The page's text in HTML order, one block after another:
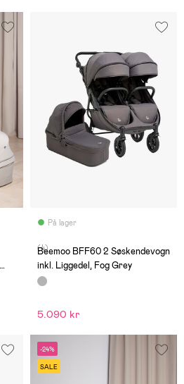
På lager
(4)
Beemoo BFF60 2 Søskendevogn
inkl. Liggedel, Fog Grey
5.090 kr
-24%
SALE